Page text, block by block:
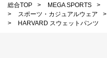
総合TOP
> MEGA SPORTS >
>
スポーツ・カジュアルウェア >
>
HARVARD スウェットパンツ